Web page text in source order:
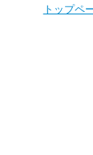
トップペ